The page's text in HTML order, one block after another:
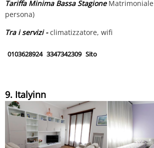
Tariffa Minima Bassa StagioneMatrimoniale
persona)
Tra i servizi -climatizzatore, wifi
0103628924 3347342309 Sito
9. Italyinn